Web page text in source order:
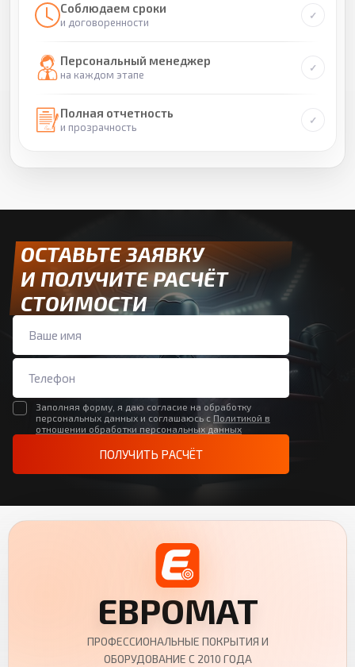
Соблюдаем сроки
и договоренности
Персональный менеджер
на каждом этапе
Полная отчетность
и прозрачность
ОСТАВЬТЕ ЗАЯВКУ
И ПОЛУЧИТЕ РАСЧЁТ
СТОИМОСТИ
Заполняя форму, я даю согласие на обработку
персональных данных и соглашаюсь с Политикой в
отношении обработки персональных данных
ПОЛУЧИТЬ РАСЧЁТ
ЕВРОМАТ
ПРОФЕССИОНАЛЬНЫЕ ПОКРЫТИЯ И
ОБОРУДОВАНИЕ С 2010 ГОДА